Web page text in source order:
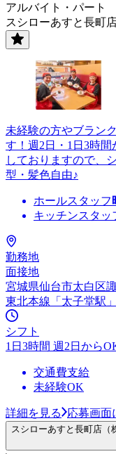
アルバイト・パート
スシローあすと長町
未経験の方やブラン
す！週2日・1日3時
しておりますので、
型・髪色自由♪
ホールスタッフ
キッチンスタッ
勤務地
面接地
宮城県仙台市太白区
東北本線「太子堂駅
シフト
1日3時間 週2日から
交通費支給
未経験OK
詳細を見る 応募画面
スシローあすと長町店（